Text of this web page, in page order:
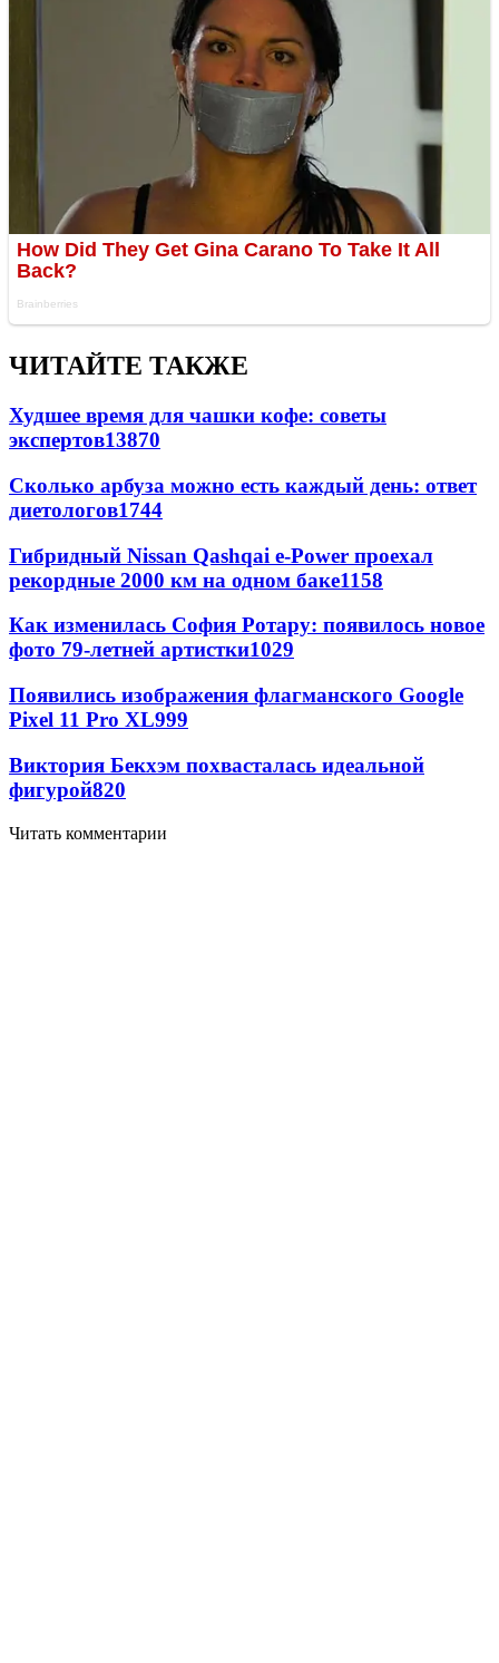
ЧИТАЙТЕ ТАКЖЕ
Худшее время для чашки кофе: советы
экспертов13870
Сколько арбуза можно есть каждый день: ответ
диетологов1744
Гибридный Nissan Qashqai e-Power проехал
рекордные 2000 км на одном баке1158
Как изменилась София Ротару: появилось новое
фото 79-летней артистки1029
Появились изображения флагманского Google
Pixel 11 Pro XL999
Виктория Бекхэм похвасталась идеальной
фигурой820
Читать комментарии